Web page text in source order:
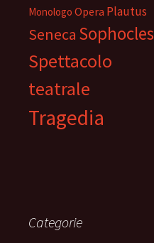
Monologo Opera Plautus
Seneca Sophocles
Spettacolo
teatrale
Tragedia
Categorie